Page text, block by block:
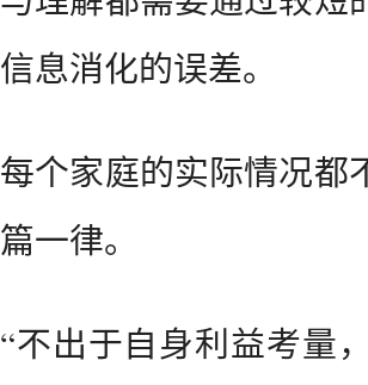
信息消化的误差。
每个家庭的实际情况都
篇一律。
“不出于自身利益考量